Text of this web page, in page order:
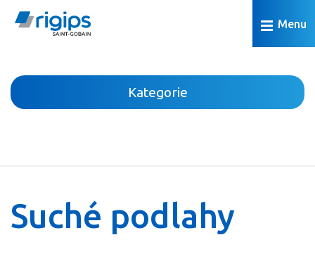
Menu
Kategorie
Suché podlahy
Předstěny a šachtové stěny
Suché podlahy